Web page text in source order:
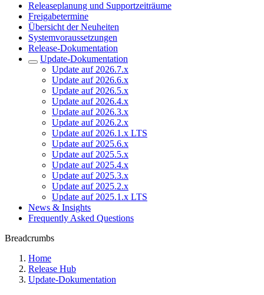
Releaseplanung und Supportzeiträume
Freigabetermine
Übersicht der Neuheiten
Systemvoraussetzungen
Release-Dokumentation
Update-Dokumentation
Update auf 2026.7.x
Update auf 2026.6.x
Update auf 2026.5.x
Update auf 2026.4.x
Update auf 2026.3.x
Update auf 2026.2.x
Update auf 2026.1.x LTS
Update auf 2025.6.x
Update auf 2025.5.x
Update auf 2025.4.x
Update auf 2025.3.x
Update auf 2025.2.x
Update auf 2025.1.x LTS
News & Insights
Frequently Asked Questions
Breadcrumbs
Home
Release Hub
Update-Dokumentation